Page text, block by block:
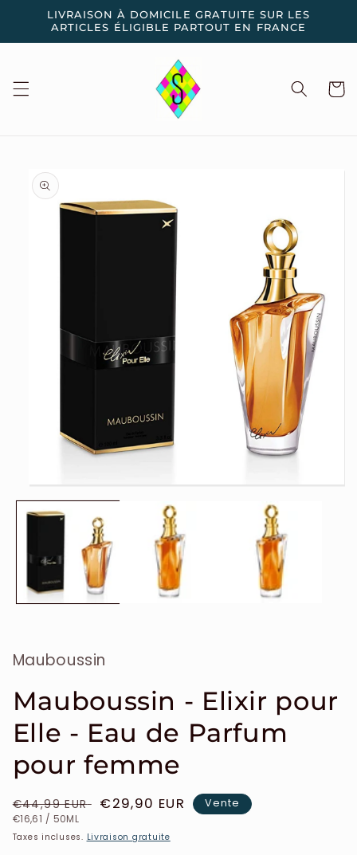
passer
contenu
LIVRAISON À DOMICILE GRATUITE SUR LES
ARTICLES ÉLIGIBLE PARTOUT EN FRANCE
Panier
Passer aux
informations
produits
le
média
fenêtre
Mauboussin
Mauboussin - Elixir pour
Elle - Eau de Parfum
pour femme
Prix
habituel
€44,99 EUR
Prix
€29,90 EUR
PRIX
€16,61 / PAR
50ML
Vente
Taxes incluses. Livraison gratuite